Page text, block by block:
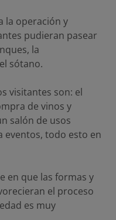
la operación y
pudieran pasear
la
sótano.
visitantes son: el
de vinos y
salón de usos
todo esto en
en que las formas y
el proceso
es muy